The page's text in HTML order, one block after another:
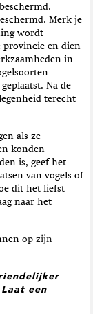
Merk je
wordt
provincie en dien
in
Na de
terecht
als ze
konden
is, geef het
van vogels of
dit het liefst
naar het
op zijn
een